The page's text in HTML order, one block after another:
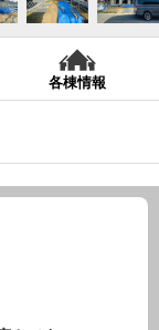
各棟情報
店
東京支店